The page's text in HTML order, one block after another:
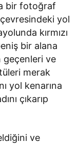
bir fotoğraf
yol
kırmızı
bir alana
geçenleri ve
merak
yol kenarına
çıkarıp
ve